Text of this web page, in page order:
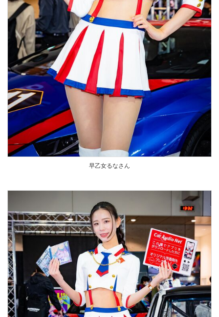
早乙女るなさん